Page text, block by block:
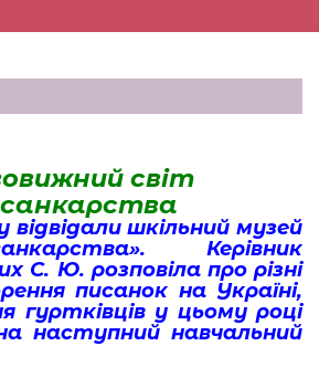
світ
відвідали шкільний музей
Керівник
С. Ю. розповіла про різні
писанок на Україні,
гуртківців у цьому році
наступний навчальний